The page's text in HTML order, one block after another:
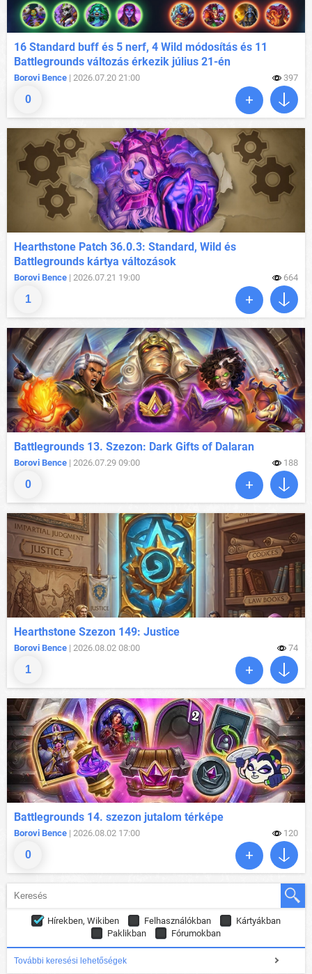
0
16 Standard buff és 5 nerf, 4 Wild módosítás és 11
Battlegrounds változás érkezik július 21-én
Borovi Bence | 2026.07.20 21:00 397
1
Hearthstone Patch 36.0.3: Standard, Wild és
Battlegrounds kártya változások
Borovi Bence | 2026.07.21 19:00 664
0
Battlegrounds 13. Szezon: Dark Gifts of Dalaran
Borovi Bence | 2026.07.29 09:00 188
1
Hearthstone Szezon 149: Justice
Borovi Bence | 2026.08.02 08:00 74
0
Battlegrounds 14. szezon jutalom térképe
Borovi Bence | 2026.08.02 17:00 120
Hírekben, Wikiben Felhasználókban
Kártyákban
Paklikban
Fórumokban
További keresési lehetőségek